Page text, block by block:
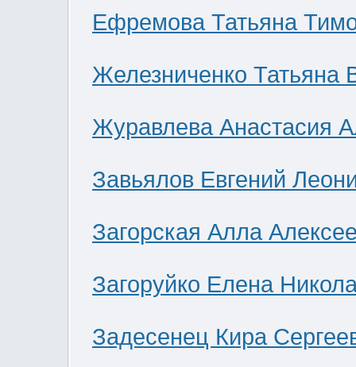
Ефремова Татьяна
Железниченко Татьяна
Журавлева Анастасия
Завьялов Евгений
Загорская Алла
Загоруйко Елена
Задесенец Кира